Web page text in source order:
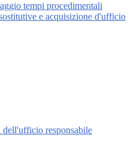
tempi procedimentali
e acquisizione d'ufficio
dell'ufficio responsabile